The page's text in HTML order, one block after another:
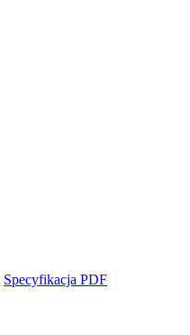
Specyfikacja PDF